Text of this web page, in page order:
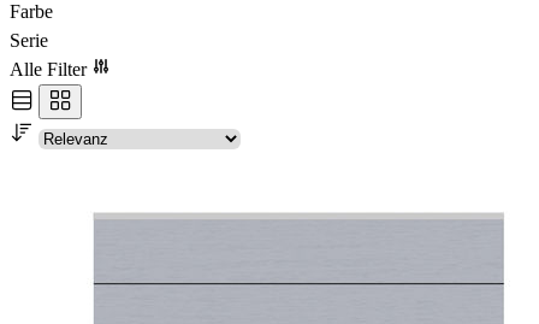
Farbe
Serie
Alle Filter